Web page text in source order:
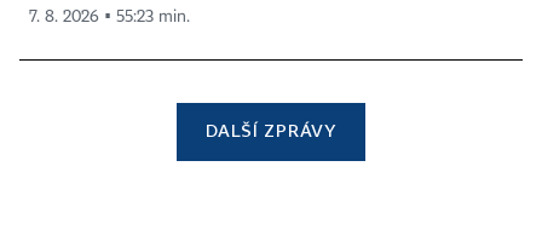
7. 8. 2026 ▪ 55:23 min.
DALŠÍ ZPRÁVY